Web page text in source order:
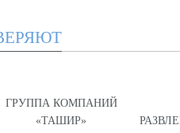
ГРУППА КОМПАНИЙ
«ТАШИР»